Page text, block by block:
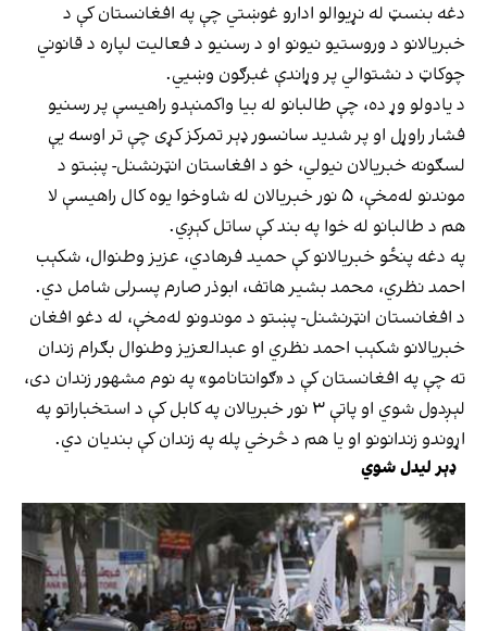
دغه بنسټ له نړیوالو ادارو غوښتي چې په افغانستان کې د
خبریالانو د وروستیو نیونو او د رسنیو د فعالیت لپاره د قانوني
چوکاټ د نشتوالي پر وړاندې غبرګون وښيي.
د یادولو وړ ده، چې طالبانو له بیا واکمنېدو راهیسې پر رسنیو
فشار راوړل او پر شدید سانسور ډېر تمرکز کړی چې تر اوسه یې
لسګونه خبریالان نیولي، خو د افغاستان انټرنشنل- پښتو د
موندنو له‌مخې، ۵ نور خبریالان له شاوخوا یوه کال راهیسې لا
هم د طالبانو له خوا په بند کې ساتل کېږي.
په دغه پنځو خبریالانو کې حمید فرهادي، عزیز وطنوال، شکېب
احمد نظري، محمد بشیر هاتف، ابوذر صارم پسرلی شامل دي.
د افغانستان انټرنشنل- پښتو د موندونو له‌مخې، له دغو افغان
خبریالانو شکېب احمد نظري او عبدالعزیز وطنوال بګرام زندان
ته چې په افغانستان کې د «ګوانتانامو» په نوم مشهور زندان دی،
لېږدول شوي او پاتې ۳ نور خبریالان په کابل کې د استخباراتو په
اړوندو زندانونو او یا هم د څرخي پله په زندان کې بندیان دي.
ډېر لیدل شوي